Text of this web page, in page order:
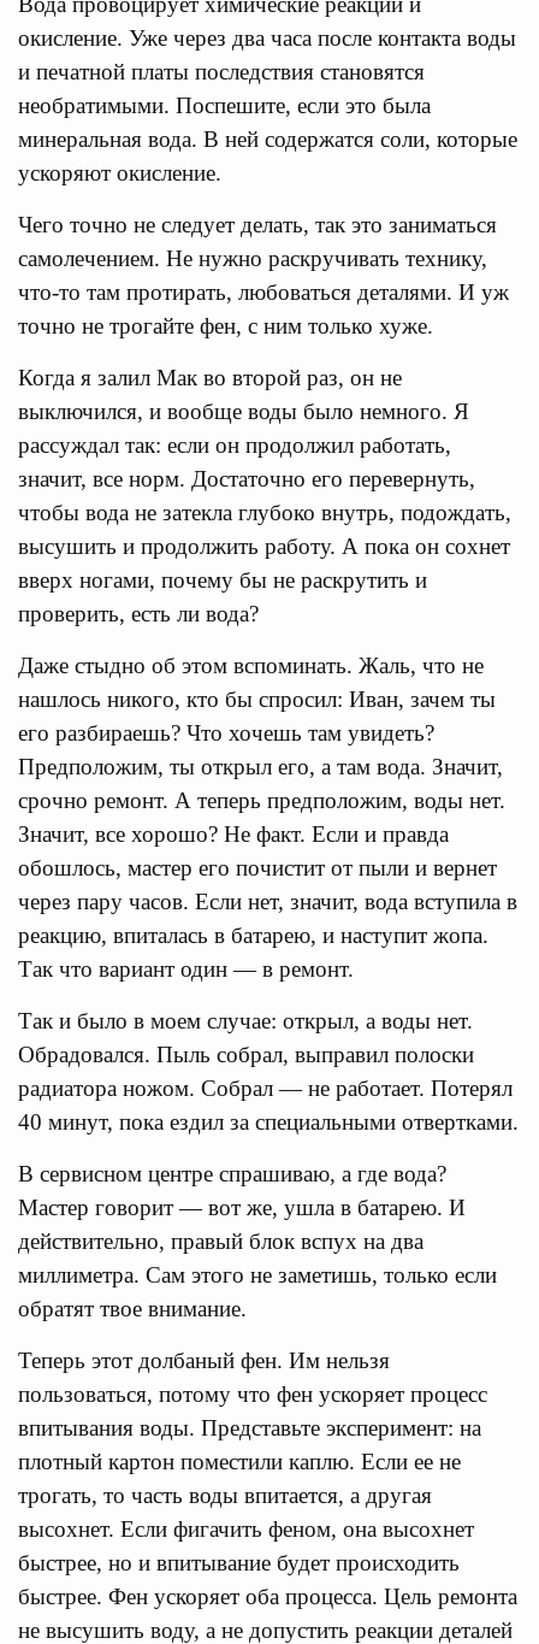
окисление. Уже через два часа после контакта воды
и печатной платы последствия становятся
необратимыми. Поспешите, если это была
минеральная вода. В ней содержатся соли, которые
ускоряют окисление.
Чего точно не следует делать, так это заниматься
самолечением. Не нужно раскручивать технику,
что-то там протирать, любоваться деталями. И уж
точно не трогайте фен, с ним только хуже.
Когда я залил Мак во второй раз, он не
выключился, и вообще воды было немного. Я
рассуждал так: если он продолжил работать,
значит, все норм. Достаточно его перевернуть,
чтобы вода не затекла глубоко внутрь, подождать,
высушить и продолжить работу. А пока он сохнет
вверх ногами, почему бы не раскрутить и
проверить, есть ли вода?
Даже стыдно об этом вспоминать. Жаль, что не
нашлось никого, кто бы спросил: Иван, зачем ты
его разбираешь? Что хочешь там увидеть?
Предположим, ты открыл его, а там вода. Значит,
срочно ремонт. А теперь предположим, воды нет.
Значит, все хорошо? Не факт. Если и правда
обошлось, мастер его почистит от пыли и вернет
через пару часов. Если нет, значит, вода вступила в
реакцию, впиталась в батарею, и наступит жопа.
Так что вариант один — в ремонт.
Так и было в моем случае: открыл, а воды нет.
Обрадовался. Пыль собрал, выправил полоски
радиатора ножом. Собрал — не работает. Потерял
40 минут, пока ездил за специальными отвертками.
В сервисном центре спрашиваю, а где вода?
Мастер говорит — вот же, ушла в батарею. И
действительно, правый блок вспух на два
миллиметра. Сам этого не заметишь, только если
обратят твое внимание.
Теперь этот долбаный фен. Им нельзя
пользоваться, потому что фен ускоряет процесс
впитывания воды. Представьте эксперимент: на
плотный картон поместили каплю. Если ее не
трогать, то часть воды впитается, а другая
высохнет. Если фигачить феном, она высохнет
быстрее, но и впитывание будет происходить
быстрее. Фен ускоряет оба процесса. Цель ремонта
не высушить воду, а не допустить реакции деталей